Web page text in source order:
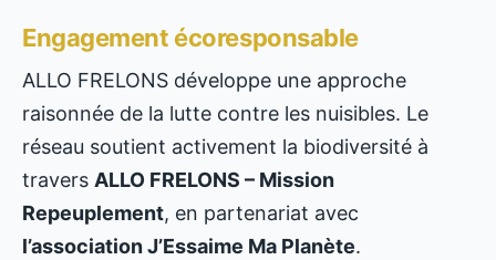
Engagement écoresponsable
ALLO FRELONS développe une approche
raisonnée de la lutte contre les nuisibles. Le
réseau soutient activement la biodiversité à
travers ALLO FRELONS – Mission
Repeuplement, en partenariat avec
l’association J’Essaime Ma Planète.